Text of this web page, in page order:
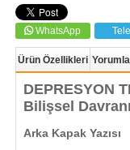
WhatsApp
Ürün Özellikleri
DEPRESYON
Bilişsel
Arka Kapak Yazısı